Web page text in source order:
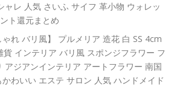
ャレ 人気 さいふ サイフ 革小物 ウォレッ
ト還元まとめ
ゃれ バリ風】 プルメリア 造花 白 SS 4cm
インテリア バリ風 スポンジフラワー フ
アジアンインテリア アートフラワー 南国
わいい エステ サロン 人気 ハンドメイド